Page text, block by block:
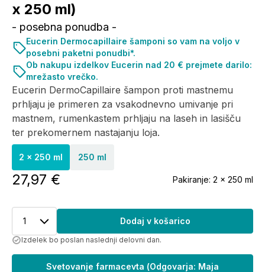
x 250 ml)
- posebna ponudba -
Eucerin DermoCapillaire šampon proti mastnemu
prhljaju je primeren za vsakodnevno umivanje pri
mastnem, rumenkastem prhljaju na laseh in lasišču
ter prekomernem nastajanju loja.
2 x 250 ml 250 ml
27,97 € Pakiranje: 2 x 250 ml
Eucerin Dermocapillaire šamponi so vam na voljo v
posebni paketni ponudbi*.
Ob nakupu izdelkov Eucerin nad 20 € prejmete darilo:
mrežasto vrečko.
1 Dodaj v košarico
Izdelek bo poslan naslednji delovni dan.
Svetovanje farmacevta (Odgovarja: Maja